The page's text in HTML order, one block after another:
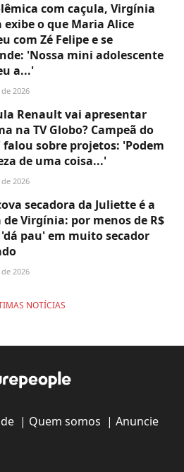
com caçula, Virgínia
exibe o que Maria Alice
com Zé Felipe e se
'Nossa mini adolescente
a...'
2026
Renault vai apresentar
na TV Globo? Campeã do
falou sobre projetos: 'Podem
de uma coisa...'
2026
secadora da Juliette é a
Virgínia: por menos de R$
'dá pau' em muito secador
2026
NOTÍCIAS
| Quem somos | Anuncie